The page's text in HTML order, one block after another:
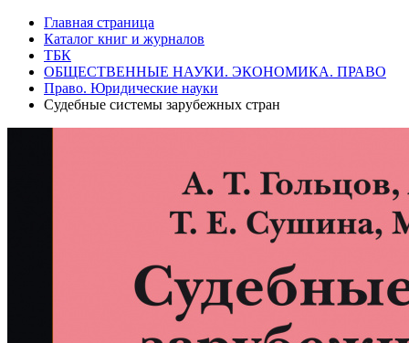
Главная страница
Каталог книг и журналов
ТБК
ОБЩЕСТВЕННЫЕ НАУКИ. ЭКОНОМИКА. ПРАВО
Право. Юридические науки
Судебные системы зарубежных стран